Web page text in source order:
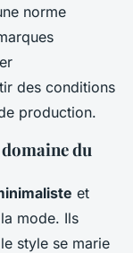
norme
des conditions
production.
du
et
mode. Ils
style se marie